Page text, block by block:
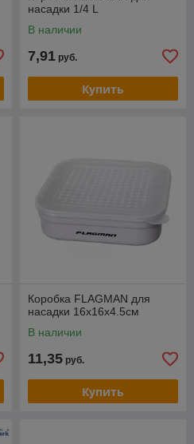
насадки 1/4 L
В наличии
7,91 руб.
Купить
Коробка FLAGMAN для
насадки 16x16x4.5см
В наличии
11,35 руб.
Купить